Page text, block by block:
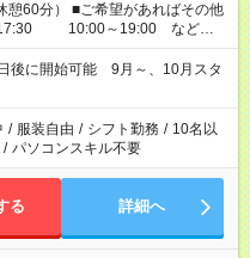
があればその他
17:30 10:00～19:00 など
「余裕を持って夕飯の準備がし
ない」 など、ご希望があれば教
仕事の勤務時間。 合計で週40時
ん
後に開始可能 9月～、10月スタ
/ 服装自由 / シフト勤務 / 10名以
/ パソコンスキル不要
る 詳細へ